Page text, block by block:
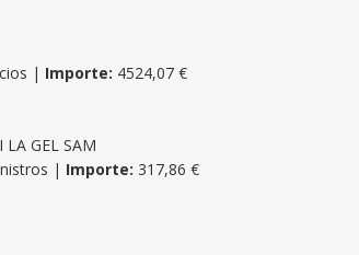
| Importe: 4524,07 €
LA GEL SAM
| Importe: 317,86 €